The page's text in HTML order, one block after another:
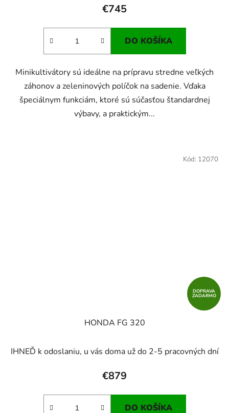
€745
DO KOŠÍKA
Minikultivátory sú ideálne na prípravu stredne veľkých
záhonov a zeleninových políčok na sadenie. Vďaka
špeciálnym funkciám, ktoré sú súčasťou štandardnej
výbavy, a praktickým...
DOPRAVA
ZADARMO
HONDA FG 320
IHNEĎ k odoslaniu, u vás doma už do 2-5 pracovných dní
€879
DO KOŠÍKA
Kód: 12070